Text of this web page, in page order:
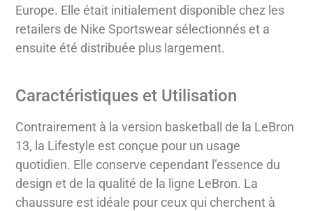
Europe. Elle était initialement disponible chez les
retailers de Nike Sportswear sélectionnés et a
ensuite été distribuée plus largement.
Caractéristiques et Utilisation
Contrairement à la version basketball de la LeBron
13, la Lifestyle est conçue pour un usage
quotidien. Elle conserve cependant l’essence du
design et de la qualité de la ligne LeBron. La
chaussure est idéale pour ceux qui cherchent à